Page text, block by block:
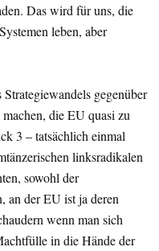
Das wird für uns, die
leben, aber
gegenüber
die EU quasi zu
3 – tatsächlich einmal
linksradikalen
sowohl der
an der EU ist ja deren
wenn man sich
in die Hände der